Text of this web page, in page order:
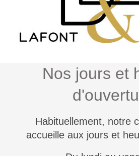
Nos jours et
Habituellement, notre
accueille aux jours et